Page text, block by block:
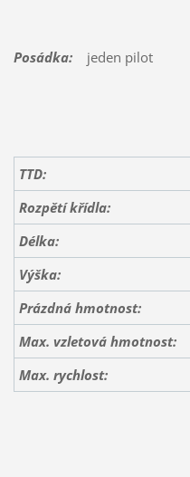
Posádka:jeden pilot
TTD:
Rozpětí křídla:
Délka:
Výška:
Prázdná hmotnost:
Max. vzletová hmotnost:
Max. rychlost: